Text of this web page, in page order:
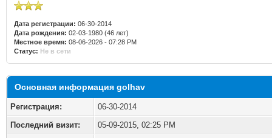
Дата регистрации: 06-30-2014
Дата рождения: 02-03-1980 (46 лет)
Местное время: 08-06-2026 - 07:28 PM
Статус: Не в сети
Основная информация golhav
Регистрация:
06-30-2014
Последний визит:
05-09-2015, 02:25 PM